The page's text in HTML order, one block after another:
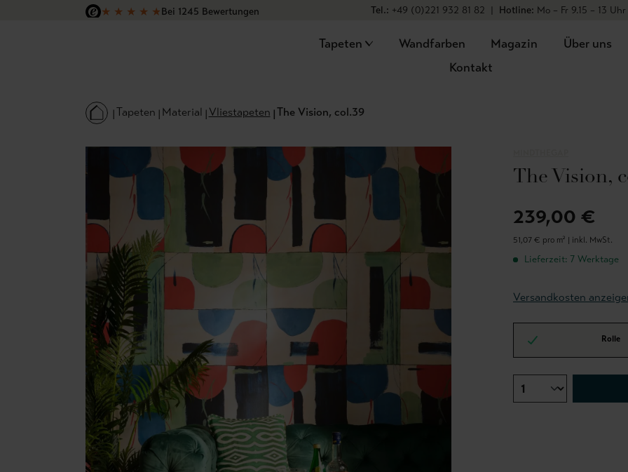
Hauptinhalt springen
Zur Suche springen
Zur Hauptnavigation springen
★ ★ ★ ★ ★Bei 1245 Bewertungen
Tel.: +49 (0)221 932 81 82 | Hotline: Mo – Fr 9.15 – 13
Tapeten Wandfarben Magazin
Über uns
Kontakt
Tapeten Material Vliestapeten The Vision, col.39
The Vision,
239,00 €
51,07 € pro m² | inkl. MwSt.
Lieferzeit: 7 Werktage
Versandkosten
Rolle